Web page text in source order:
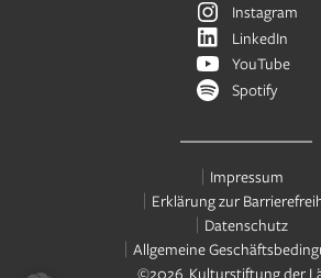
Instagram
LinkedIn
YouTube
Spotify
Impressum
Erklärung zur
Datenschutz
Allgemeine
©2026 Kulturstiftung der